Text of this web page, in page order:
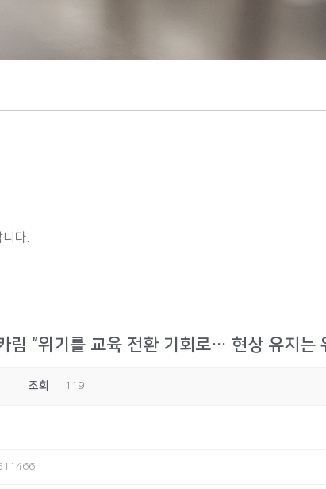
다.
“위기를 교육 전환 기회로… 현상 유지는
조회 119